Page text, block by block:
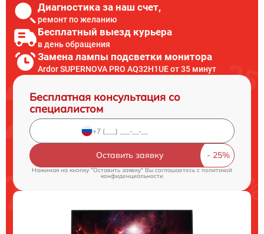
Диагностика за наш счет,
ремонт по желанию
Бесплатный выезд курьера
в день обращения
Замена лампы подсветки монитора
Ardor SUPERNOVA PRO AQ32H1UE от 35 минут
Бесплатная консультация со
специалистом
Оставить заявку
Нажимая на кнопку "Оставить заявку" Вы соглашаетесь cполитикой
конфиденциальности